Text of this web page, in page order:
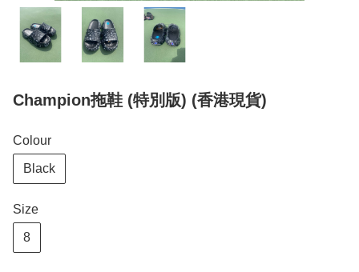
Champion拖鞋 (特別版) (香港現貨)
Colour
Black
Size
8